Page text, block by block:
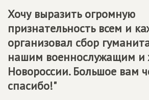
Хочу выразить огромную
признательность всем и
организовал сбор
нашим военнослужащим и
Новороссии. Большое вам
спасибо!"